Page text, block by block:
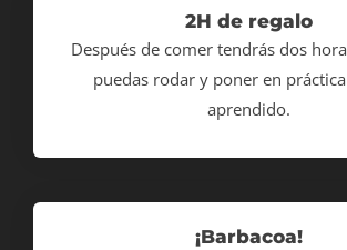
2H de regalo
Después de comer tendrás dos
puedas rodar y poner en
aprendido.
¡Barbacoa!